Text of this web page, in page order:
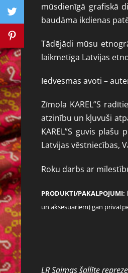
mūsdienīgā grafiskā
baudāma ikdienas
Tādējādi mūsu
laikmetīga Latvijas
Iedvesmas avoti –
Zīmola KAREL”S
atzinību un kļuvuši
KAREL”S guvis
Latvijas vēstniecības,
Roku darbs ar
PRODUKTI/PAKALPOJUMI:
un aksesuāriem) gan
LR Saimas šallīte